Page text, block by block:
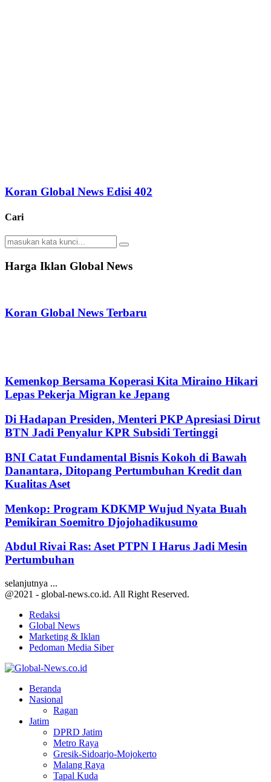
Koran Global News Edisi 402
Cari
Search
for:
Search
Harga Iklan Global News
Koran Global News Terbaru
Kemenkop Bersama Koperasi Kita Miraino Hikari
Lepas Pekerja Migran ke Jepang
Di Hadapan Presiden, Menteri PKP Apresiasi Dirut
BTN Jadi Penyalur KPR Subsidi Tertinggi
BNI Catat Fundamental Bisnis Kokoh di Bawah
Danantara, Ditopang Pertumbuhan Kredit dan
Kualitas Aset
Menkop: Program KDKMP Wujud Nyata Buah
Pemikiran Soemitro Djojohadikusumo
Abdul Rivai Ras: Aset PTPN I Harus Jadi Mesin
Pertumbuhan
selanjutnya ...
@2021 - global-news.co.id. All Right Reserved.
Redaksi
Global News
Marketing & Iklan
Pedoman Media Siber
Beranda
Nasional
Ragan
Jatim
DPRD Jatim
Metro Raya
Gresik-Sidoarjo-Mojokerto
Malang Raya
Tapal Kuda